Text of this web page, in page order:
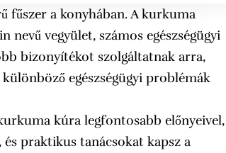
fűszer a konyhában. A kurkuma
vegyület, számos egészségügyi
bizonyítékot szolgáltatnak arra,
egészségügyi problémák
kúra legfontosabb előnyeivel,
praktikus tanácsokat kapsz a